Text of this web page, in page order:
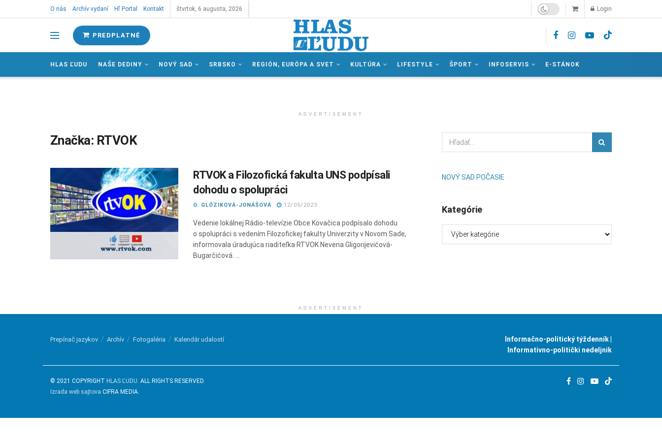
O nás Archív vydaní Hľ Portal Kontakt štvrtok, 6 augusta, 2026 Login
PREDPLATNÉ
HLAS ĽUDU NAŠE DEDINY NOVÝ SAD SRBSKO REGIÓN, EURÓPA A SVET KULTÚRA LIFESTYLE ŠPORT INFOSERVIS E-STÁNOK
ADVERTISEMENT
Značka: RTVOK
RTVOK a Filozofická fakulta UNS podpísali
dohodu o spolupráci
O. GLÓZIKOVÁ-JONÁŠOVÁ 12/05/2023
Vedenie lokálnej Rádio-televízie Obce Kovačica podpísalo dohodu
o spolupráci s vedením Filozofickej fakulty Univerzity v Novom Sade,
informovala úradujúca riaditeľka RTVOK Nevena Gligorijevićová-
Bugarčićová. ...
NOVÝ SAD POČASIE
Kategórie
ADVERTISEMENT
Prepínač jazykov Archív Fotogaléria Kalendár udalostí
Informačno-politický týždenník |
Informativno-politički nedeljnik
© 2021 COPYRIGHT HLAS ĽUDU. ALL RIGHTS RESERVED.
Izrada web sajtova CIFRA MEDIA.